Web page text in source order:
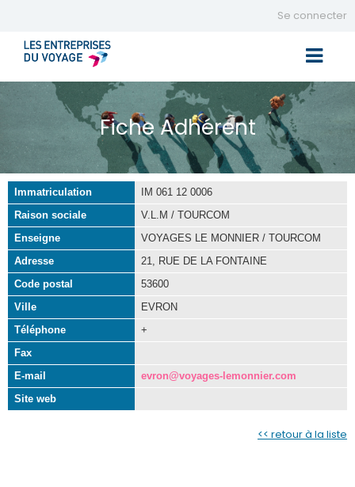
Se connecter
Fiche Adhérent
Immatriculation
IM 061 12 0006
Raison sociale
V.L.M / TOURCOM
Enseigne
VOYAGES LE MONNIER / TOURCOM
Adresse
21, RUE DE LA FONTAINE
Code postal
53600
Ville
EVRON
Téléphone
+
Fax
E-mail
evron@voyages-lemonnier.com
Site web
<< retour à la liste